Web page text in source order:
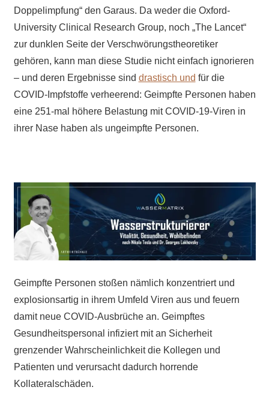
Doppelimpfung“ den Garaus. Da weder die Oxford-
University Clinical Research Group, noch „The Lancet“
zur dunklen Seite der Verschwörungstheoretiker
gehören, kann man diese Studie nicht einfach ignorieren
– und deren Ergebnisse sind drastisch und für die
COVID-Impfstoffe verheerend: Geimpfte Personen haben
eine 251-mal höhere Belastung mit COVID-19-Viren in
ihrer Nase haben als ungeimpfte Personen.
Geimpfte Personen stoßen nämlich konzentriert und
explosionsartig in ihrem Umfeld Viren aus und feuern
damit neue COVID-Ausbrüche an. Geimpftes
Gesundheitspersonal infiziert mit an Sicherheit
grenzender Wahrscheinlichkeit die Kollegen und
Patienten und verursacht dadurch horrende
Kollateralschäden.